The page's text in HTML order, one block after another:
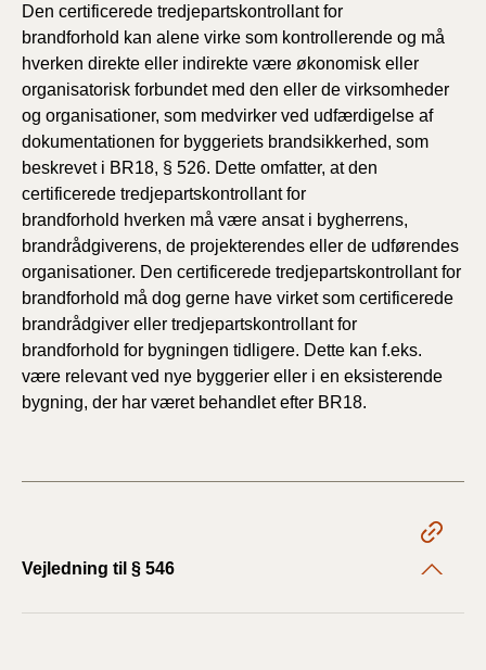
Den certificerede tredjepartskontrollant for
brandforhold kan alene virke som kontrollerende og må
hverken direkte eller indirekte være økonomisk eller
organisatorisk forbundet med den eller de virksomheder
og organisationer, som medvirker ved udfærdigelse af
dokumentationen for byggeriets brandsikkerhed, som
beskrevet i BR18, § 526. Dette omfatter, at den
certificerede tredjepartskontrollant for
brandforhold hverken må være ansat i bygherrens,
brandrådgiverens, de projekterendes eller de udførendes
organisationer. Den certificerede tredjepartskontrollant for
brandforhold må dog gerne have virket som certificerede
brandrådgiver eller tredjepartskontrollant for
brandforhold for bygningen tidligere. Dette kan f.eks.
være relevant ved nye byggerier eller i en eksisterende
bygning, der har været behandlet efter BR18.
Vejledning til § 546